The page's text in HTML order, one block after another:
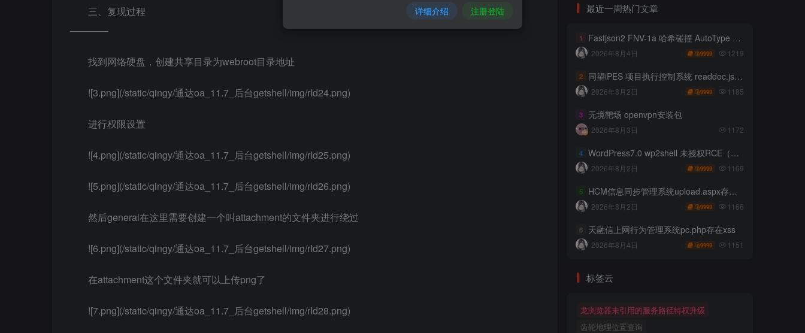
三、复现过程
————
找到网络硬盘，创建共享目录为webroot目录地址
![3.png](/static/qingy/通达oa_11.7_后台getshell/img/rId24.png)
进行权限设置
![4.png](/static/qingy/通达oa_11.7_后台getshell/img/rId25.png)
![5.png](/static/qingy/通达oa_11.7_后台getshell/img/rId26.png)
然后general在这里需要创建一个叫attachment的文件夹进行绕过
![6.png](/static/qingy/通达oa_11.7_后台getshell/img/rId27.png)
在attachment这个文件夹就可以上传png了
![7.png](/static/qingy/通达oa_11.7_后台getshell/img/rId28.png)
最近一周热门文章
1 Fastjson2 FNV-1a 哈希碰撞 AutoType 绕过远程代码执行
2026年8月4日 9999 1219
2 同望iPES 项目执行控制系统 readdoc.jsp存在任意文件读取
2026年8月2日 9999 1185
3 无境靶场 openvpn安装包
2026年8月3日 1172
4 WordPress7.0 wp2shell 未授权RCE（CVE-2026-63030 CVE-2026-60137）
2026年8月2日 9999 1169
5 HCM信息同步管理系统upload.aspx存在任意文件上传
2026年8月2日 9999 1166
6 天融信上网行为管理系统pc.php存在xss
2026年8月4日 9999 1151
标签云
龙浏览器未引用的服务路径特权升级
齿轮地理位置查询
详细介绍 注册登陆